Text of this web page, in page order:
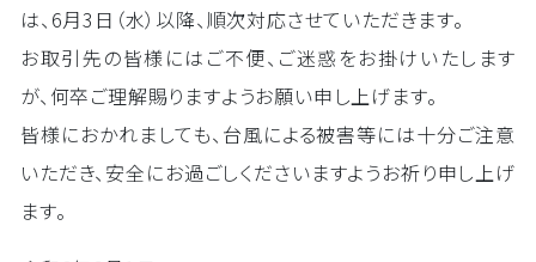
は、6月3日（水）以降、順次対応させていただきます。
お取引先の皆様にはご不便、ご迷惑をお掛けいたします
が、何卒ご理解賜りますようお願い申し上げます。
皆様におかれましても、台風による被害等には十分ご注意
いただき、安全にお過ごしくださいますようお祈り申し上げ
ます。